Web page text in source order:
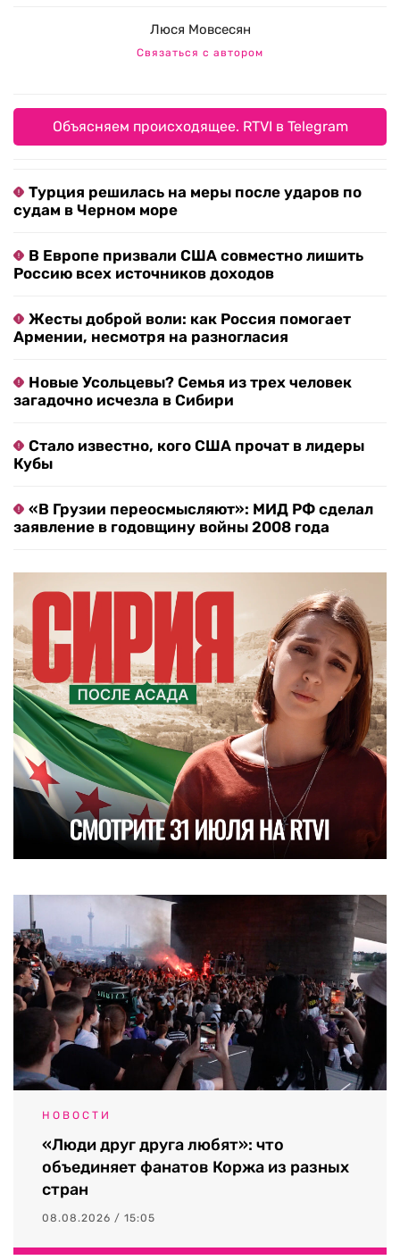
Люся Мовсесян
Связаться с автором
Объясняем происходящее. RTVI в Telegram
Турция решилась на меры после ударов по
судам в Черном море
В Европе призвали США совместно лишить
Россию всех источников доходов
Жесты доброй воли: как Россия помогает
Армении, несмотря на разногласия
Новые Усольцевы? Семья из трех человек
загадочно исчезла в Сибири
Стало известно, кого США прочат в лидеры
Кубы
«В Грузии переосмысляют»: МИД РФ сделал
заявление в годовщину войны 2008 года
НОВОСТИ
«Люди друг друга любят»: что
объединяет фанатов Коржа из разных
стран
08.08.2026 / 15:05